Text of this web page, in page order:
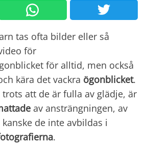
tas ofta bilder eller så
för
för alltid, men också
kära det vackra ögonblicket.
att de är fulla av glädje, är
av ansträngningen, av
de inte avbildas i
.